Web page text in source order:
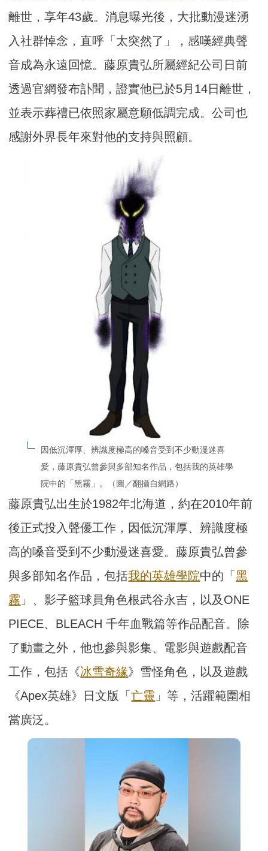
離世，享年43歲。消息曝光後，大批動漫迷湧
入社群悼念，直呼「太突然了」，感嘆經典聲
音成為永遠回憶。藤原貴弘所屬經紀公司日前
透過官網發布訃聞，證實他已於5月14日離世，
並表示葬禮已依照家屬意願低調完成。公司也
感謝外界長年來對他的支持與照顧。
因低沉渾厚、辨識度極高的嗓音受到不少動漫迷喜
愛，藤原貴弘曾參與多部知名作品，包括我的英雄學
院中的「黑霧」。（圖／翻攝自網路）
藤原貴弘出生於1982年北海道，約在2010年前
後正式投入聲優工作，因低沉渾厚、辨識度極
高的嗓音受到不少動漫迷喜愛。藤原貴弘曾參
與多部知名作品，包括我的英雄學院中的「黑
霧 」、影子籃球員角色根武谷永吉，以及ONE
PIECE、BLEACH 千年血戰篇等作品配音。除
了動畫之外，他也參與影集、電影與遊戲配音
工作，包括《冰雪奇緣》雪怪角色，以及遊戲
《Apex英雄》日文版「亡靈 」等，活躍範圍相
當廣泛。